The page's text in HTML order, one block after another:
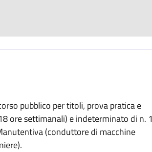
pubblico per titoli, prova pratica e
ore settimanali) e indeterminato di n. 1
(conduttore di macchine